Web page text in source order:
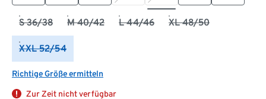
S 36/38 M 40/42 L 44/46 XL 48/50
XXL 52/54
Richtige Größe ermitteln
Zur Zeit nicht verfügbar